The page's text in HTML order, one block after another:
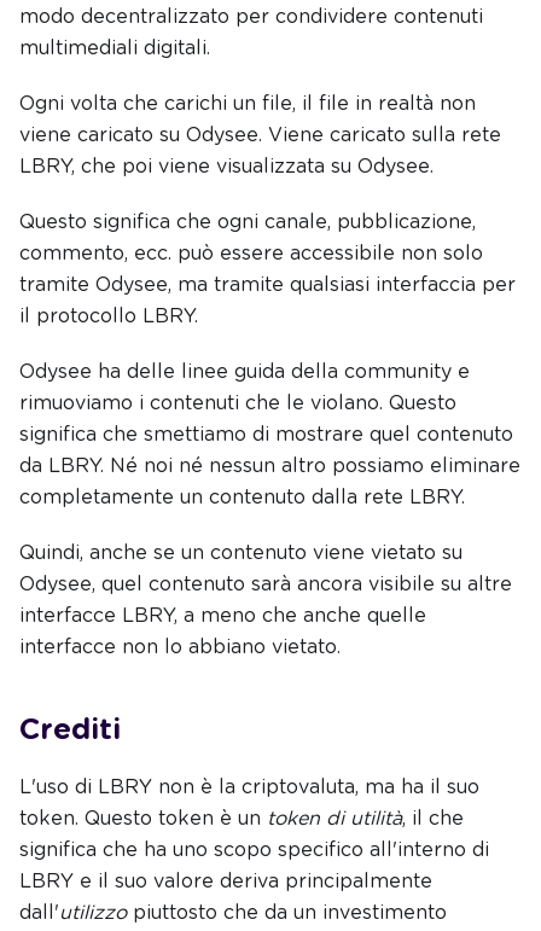
modo decentralizzato per condividere contenuti
multimediali digitali.
Ogni volta che carichi un file, il file in realtà non
viene caricato su Odysee. Viene caricato sulla rete
LBRY, che poi viene visualizzata su Odysee.
Questo significa che ogni canale, pubblicazione,
commento, ecc. può essere accessibile non solo
tramite Odysee, ma tramite qualsiasi interfaccia per
il protocollo LBRY.
Odysee ha delle linee guida della community e
rimuoviamo i contenuti che le violano. Questo
significa che smettiamo di mostrare quel contenuto
da LBRY. Né noi né nessun altro possiamo eliminare
completamente un contenuto dalla rete LBRY.
Quindi, anche se un contenuto viene vietato su
Odysee, quel contenuto sarà ancora visibile su altre
interfacce LBRY, a meno che anche quelle
interfacce non lo abbiano vietato.
Crediti
L'uso di LBRY non è la criptovaluta, ma ha il suo
token. Questo token è un token di utilità, il che
significa che ha uno scopo specifico all'interno di
LBRY e il suo valore deriva principalmente
dall'utilizzopiuttosto che da un investimento